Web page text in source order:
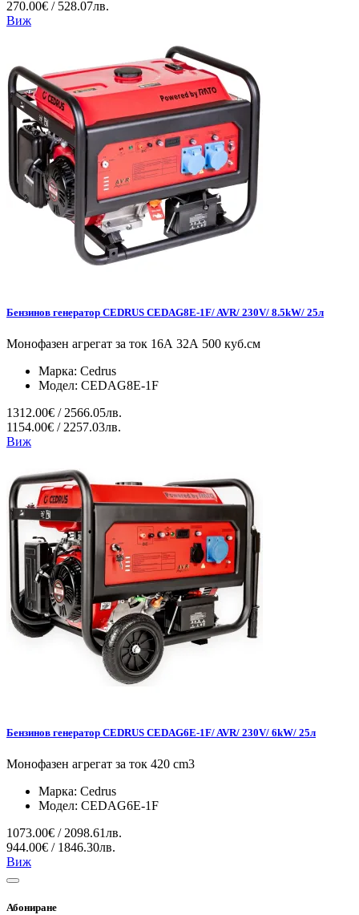
270.00€ / 528.07лв.
Виж
Бензинов генератор CEDRUS CEDAG8E-1F/ AVR/ 230V/ 8.5kW/ 25л
Монофазен агрегат за ток 16А 32А 500 куб.см
Марка: Cedrus
Модел: CEDAG8E-1F
1312.00€ / 2566.05лв.
1154.00€ / 2257.03лв.
Виж
Бензинов генератор CEDRUS CEDAG6E-1F/ AVR/ 230V/ 6kW/ 25л
Монофазен агрегат за ток 420 cm3
Марка: Cedrus
Модел: CEDAG6E-1F
1073.00€ / 2098.61лв.
944.00€ / 1846.30лв.
Виж
Абониране